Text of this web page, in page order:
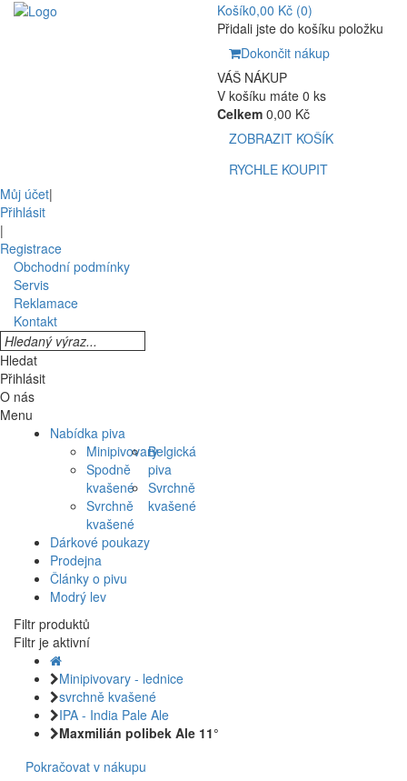
Košík0,00 Kč (0)
Přidali jste do košíku položku
Dokončit nákup
VÁŠ NÁKUP
V košíku máte 0 ks
Celkem 0,00 Kč
ZOBRAZIT KOŠÍK
RYCHLE KOUPIT
Můj účet|
Přihlásit
|
Registrace
Obchodní podmínky
Servis
Reklamace
Kontakt
Hledat
Přihlásit
O nás
Menu
Nabídka piva
Minipivovary
Spodně
kvašené
Svrchně
kvašené
Belgická
piva
Svrchně
kvašené
Dárkové poukazy
Prodejna
Články o pivu
Modrý lev
Filtr produktů
Filtr je aktivní
Minipivovary - lednice
svrchně kvašené
IPA - India Pale Ale
Maxmilián polibek Ale 11°
Pokračovat v nákupu